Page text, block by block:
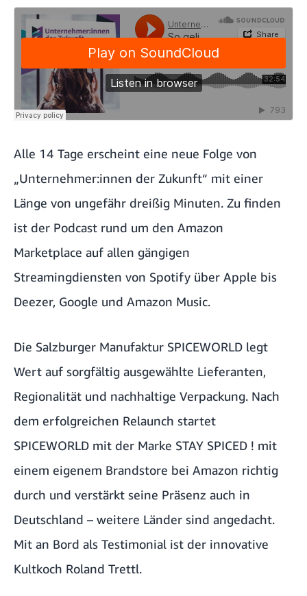
Alle 14 Tage erscheint eine neue Folge von
„Unternehmer:innen der Zukunft“ mit einer
Länge von ungefähr dreißig Minuten. Zu finden
ist der Podcast rund um den Amazon
Marketplace auf allen gängigen
Streamingdiensten von Spotify über Apple bis
Deezer, Google und Amazon Music.
Die Salzburger Manufaktur SPICEWORLD legt
Wert auf sorgfältig ausgewählte Lieferanten,
Regionalität und nachhaltige Verpackung. Nach
dem erfolgreichen Relaunch startet
SPICEWORLD mit der Marke STAY SPICED ! mit
einem eigenem Brandstore bei Amazon richtig
durch und verstärkt seine Präsenz auch in
Deutschland – weitere Länder sind angedacht.
Mit an Bord als Testimonial ist der innovative
Kultkoch Roland Trettl.